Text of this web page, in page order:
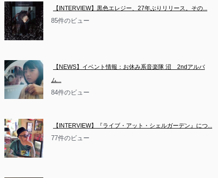
【INTERVIEW】黒色エレジー、27年ぶりリリース。その...
85件のビュー
【NEWS】イベント情報：お休み系音楽隊 沼　2ndアルバ
ム...
84件のビュー
【INTERVIEW】『ライブ・アット・シェルガーデン』につ...
77件のビュー